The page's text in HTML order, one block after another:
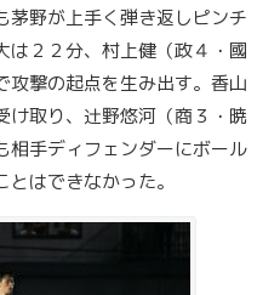
茅野が上手く弾き返しピンチ
は２２分、村上健（政４・國
攻撃の起点を生み出す。香山
け取り、辻野悠河（商３・暁
相手ディフェンダーにボール
はできなかった。